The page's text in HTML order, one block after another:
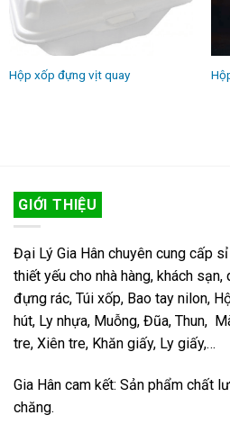
Hộp xốp đựng vịt quay
GIỚI THIỆU
Đại Lý Gia Hân chuyên cung cấp
thiết yếu cho nhà hàng, khách sạn,
đựng rác, Túi xốp, Bao tay nilon,
hút, Ly nhựa, Muỗng, Đũa, Thun,
tre, Xiên tre, Khăn giấy, Ly giấy,…
Gia Hân cam kết: Sản phẩm chất
chăng.